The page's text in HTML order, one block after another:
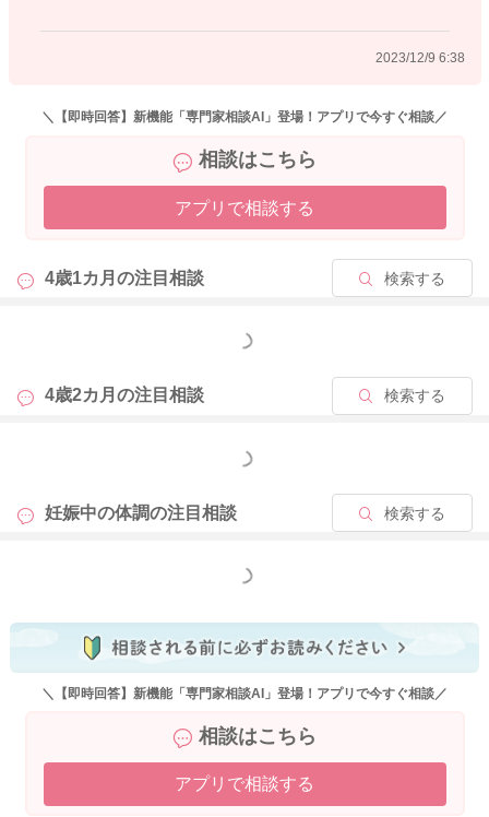
2023/12/8 20:20
2023/12/9 6:38
＼【即時回答】新機能「専門家相談AI」登場！アプリで今すぐ相談／
相談はこちら
アプリで相談する
4歳1カ月の注目相談 検索する
もっと見る
4歳2カ月の注目相談 検索する
もっと見る
妊娠中の体調の注目相談 検索する
もっと見る
＼【即時回答】新機能「専門家相談AI」登場！アプリで今すぐ相談／
相談はこちら
アプリで相談する